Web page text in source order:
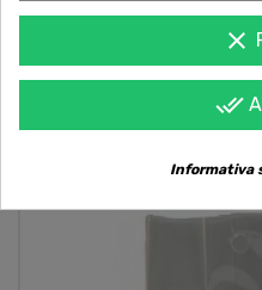
POTREBBE
clear
done_all
Informativa